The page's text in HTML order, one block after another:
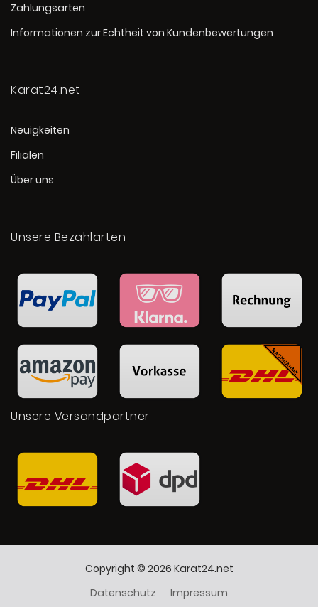
Zahlungsarten
Informationen zur Echtheit von Kundenbewertungen
Karat24.net
Neuigkeiten
Filialen
Über uns
Unsere Bezahlarten
Unsere Versandpartner
Copyright © 2026 Karat24.net
Impressum
Datenschutz